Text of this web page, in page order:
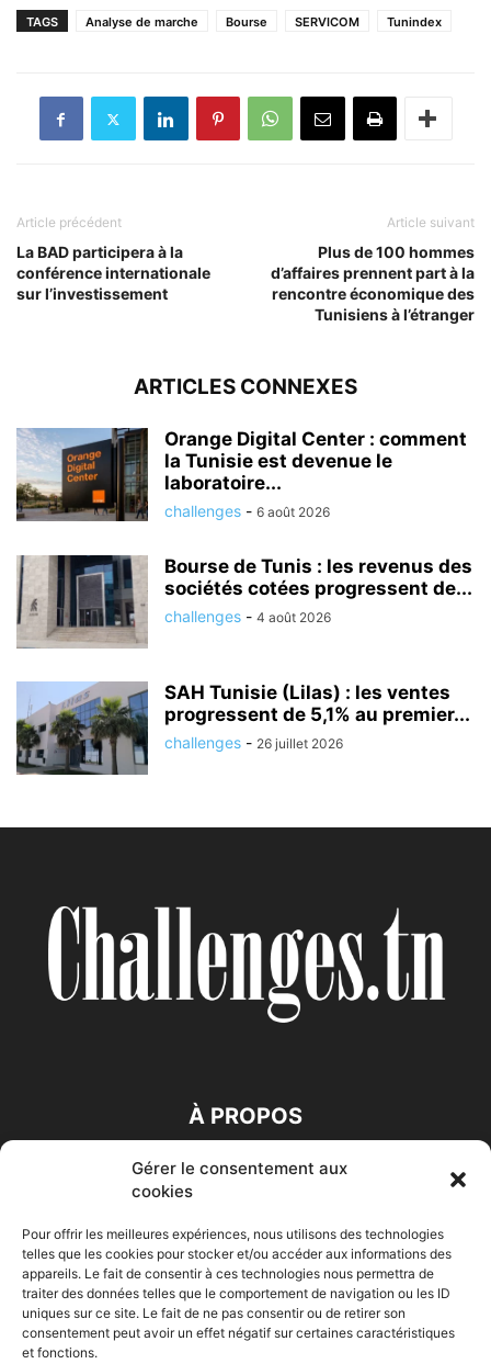
Gérer le consentement aux
cookies
Pour offrir les meilleures expériences, nous utilisons des technologies
telles que les cookies pour stocker et/ou accéder aux informations des
appareils. Le fait de consentir à ces technologies nous permettra de
traiter des données telles que le comportement de navigation ou les ID
uniques sur ce site. Le fait de ne pas consentir ou de retirer son
consentement peut avoir un effet négatif sur certaines caractéristiques
et fonctions.
TAGS Analyse de marche Bourse SERVICOM Tunindex
Article précédent
La BAD participera à la
conférence internationale
sur l’investissement
Article suivant
Plus de 100 hommes
d’affaires prennent part à la
rencontre économique des
Tunisiens à l’étranger
ARTICLES CONNEXES
Orange Digital Center : comment
la Tunisie est devenue le
laboratoire...
challenges - 6 août 2026
Bourse de Tunis : les revenus des
sociétés cotées progressent de...
challenges - 4 août 2026
SAH Tunisie (Lilas) : les ventes
progressent de 5,1% au premier...
challenges - 26 juillet 2026
À PROPOS
SUIVEZ NOUS
Accueil Economie Entreprises Entrepreneur Afrique